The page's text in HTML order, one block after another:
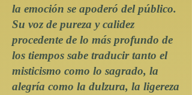
la emoción se apoderó del público.
Su voz de pureza y calidez
procedente de lo más profundo de
los tiempos sabe traducir tanto el
misticismo como lo sagrado, la
alegría como la dulzura, la ligereza